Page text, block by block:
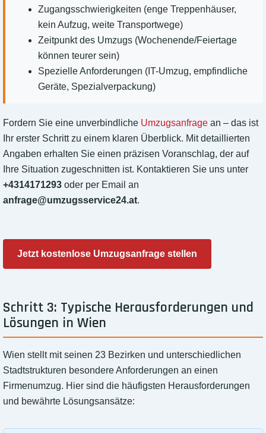
Zugangsschwierigkeiten (enge Treppenhäuser,
kein Aufzug, weite Transportwege)
Zeitpunkt des Umzugs (Wochenende/Feiertage
können teurer sein)
Spezielle Anforderungen (IT-Umzug, empfindliche
Geräte, Spezialverpackung)
Fordern Sie eine unverbindliche Umzugsanfrage an – das ist
Ihr erster Schritt zu einem klaren Überblick. Mit detaillierten
Angaben erhalten Sie einen präzisen Voranschlag, der auf
Ihre Situation zugeschnitten ist. Kontaktieren Sie uns unter
+4314171293 oder per Email an
anfrage@umzugsservice24.at.
Jetzt kostenlose Umzugsanfrage stellen
Schritt 3: Typische Herausforderungen und
Lösungen in Wien
Wien stellt mit seinen 23 Bezirken und unterschiedlichen
Stadtstrukturen besondere Anforderungen an einen
Firmenumzug. Hier sind die häufigsten Herausforderungen
und bewährte Lösungsansätze: